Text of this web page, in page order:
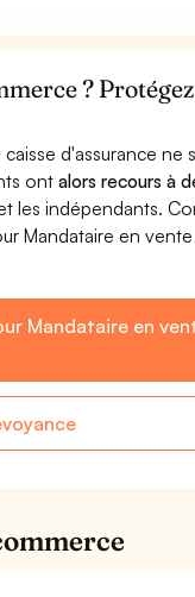
?
d'assurance ne
ontalors recours à
les indépendants.
Mandataire en
Mandataire en